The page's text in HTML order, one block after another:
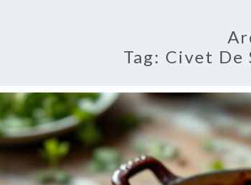
Tag: Civet De